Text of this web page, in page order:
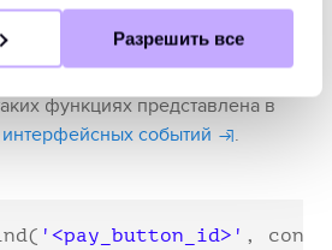
Разрешить все
любом обращении могут
обработчики для сбора
функциях представлена в
интерфейсных событий .
'<pay_button_id>' ,